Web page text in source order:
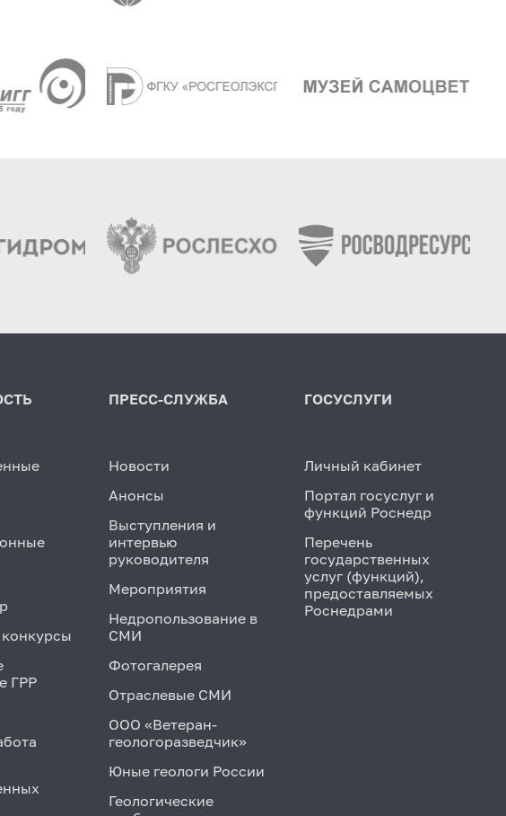
ГРР
ПРЕСС-СЛУЖБА
Новости
Анонсы
Выступления и
интервью
руководителя
Мероприятия
Недропользование в
СМИ
Фотогалерея
Отраслевые СМИ
ООО «Ветеран-
геологоразведчик»
Юные геологи России
Геологические
ГОСУСЛУГИ
Личный кабинет
Портал госуслуг и
функций Роснедр
Перечень
государственных
услуг (функций),
предоставляемых
Роснедрами